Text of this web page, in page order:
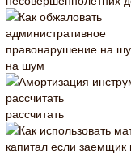
на шум
рассчитать